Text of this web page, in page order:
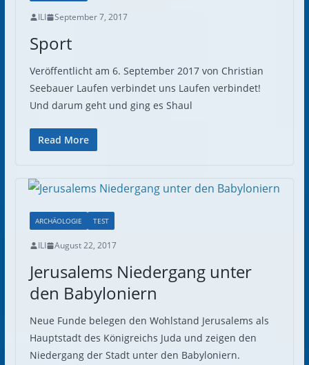
ILI September 7, 2017
Sport
Veröffentlicht am 6. September 2017 von Christian
Seebauer Laufen verbindet uns Laufen verbindet!
Und darum geht und ging es Shaul
Read More
ARCHÄOLOGIE TEST
ILI August 22, 2017
Jerusalems Niedergang unter
den Babyloniern
Neue Funde belegen den Wohlstand Jerusalems als
Hauptstadt des Königreichs Juda und zeigen den
Niedergang der Stadt unter den Babyloniern.